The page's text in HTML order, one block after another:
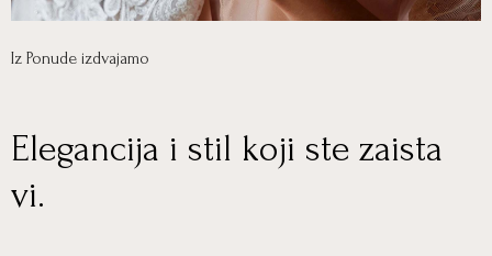
Iz Ponude izdvajamo
Elegancija i stil koji ste zaista
vi.